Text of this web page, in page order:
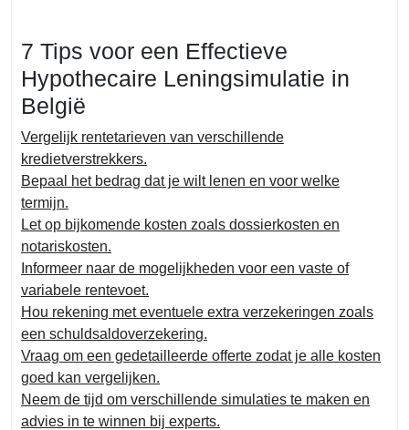
7 Tips voor een Effectieve
Hypothecaire Leningsimulatie in
België
Vergelijk rentetarieven van verschillende
kredietverstrekkers.
Bepaal het bedrag dat je wilt lenen en voor welke
termijn.
Let op bijkomende kosten zoals dossierkosten en
notariskosten.
Informeer naar de mogelijkheden voor een vaste of
variabele rentevoet.
Hou rekening met eventuele extra verzekeringen zoals
een schuldsaldoverzekering.
Vraag om een gedetailleerde offerte zodat je alle kosten
goed kan vergelijken.
Neem de tijd om verschillende simulaties te maken en
advies in te winnen bij experts.